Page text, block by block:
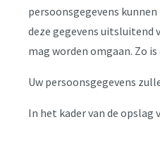
persoonsgegevens
deze gegevens uitsluitend
mag worden omgaan. Zo
Uw persoonsgegevens
In het kader van de opslag